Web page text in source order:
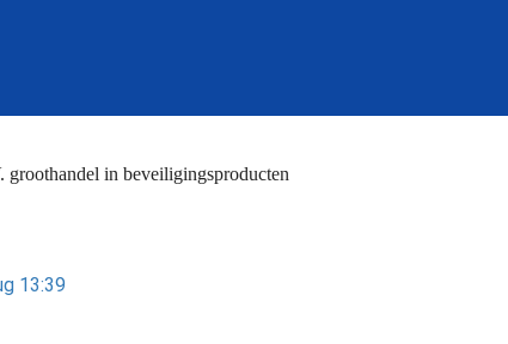
groothandel in beveiligingsproducten
13:39